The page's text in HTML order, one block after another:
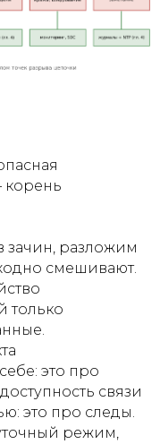
корень
зачин, разложим
смешивают.
только
это про
связи
это про следы.
режим,